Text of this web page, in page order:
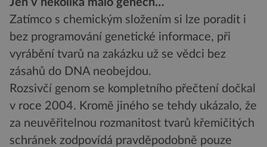
Zatímco s chemickým složením si lze poradit i
bez programování genetické informace, při
vyrábění tvarů na zakázku už se vědci bez
zásahů do DNA neobejdou.
Rozsivčí genom se kompletního přečtení dočkal
v roce 2004. Kromě jiného se tehdy ukázalo, že
za neuvěřitelnou rozmanitost tvarů křemičitých
schránek zodpovídá pravděpodobně pouze